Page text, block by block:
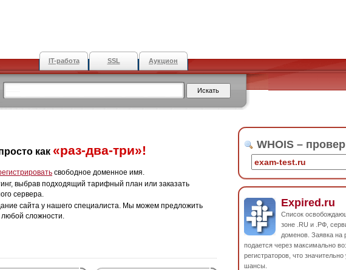
IT-работа SSL Аукцион
как «раз-два-три»!
свободное доменное имя.
выбрав подходящий тарифный план или заказать
сервера.
сайта у нашего специалиста. Мы можем предложить
сложности.
WHOIS –
Expired.ru
Список
зоне .RU и .РФ,
доменов. Заявка на
подается через максимально
регистраторов, что
шансы.